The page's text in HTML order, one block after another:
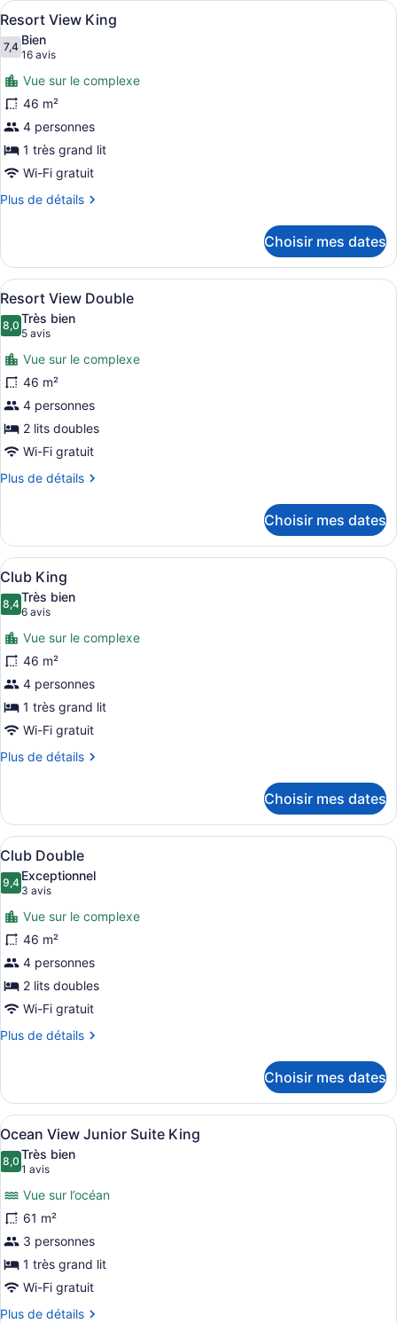
Suite
Ocean
Front
Butler
Suite
Afficher
toutes
les
photos
pour
ce
type
de
chambre :
Resort
Une chambre d’hôtel moderne
6
Resort View King
7,47,4 sur 10
Bien
16 avis
(16 avis)
Vue sur le complexe
46 m²
4 personnes
1 très grand lit
Wi-Fi gratuit
Plus de détails
Plus
Resort
View
King
Choisir mes dates
Afficher
toutes
les
photos
pour
ce
type
de
chambre :
Resort
Une chambre d’hôtel avec deux
6
Resort View Double
8,08,0 sur 10
Très bien
5 avis
(5 avis)
Vue sur le complexe
46 m²
4 personnes
2 lits doubles
Wi-Fi gratuit
Plus de détails
Plus
Resort
View
Double
Choisir mes dates
Afficher
toutes
les
photos
pour
ce
type
de
chambre :
Club
Une chambre d’hôtel avec un lit,
8
Club King
8,48,4 sur 10
Très bien
6 avis
(6 avis)
Vue sur le complexe
46 m²
4 personnes
1 très grand lit
Wi-Fi gratuit
Plus de détails
Plus
Club
King
Choisir mes dates
Afficher
toutes
les
photos
pour
ce
type
de
chambre :
Club
Une chambre d’hôtel avec deux
7
Club Double
9,49,4 sur 10
Exceptionnel
3 avis
(3 avis)
Vue sur le complexe
46 m²
4 personnes
2 lits doubles
Wi-Fi gratuit
Plus de détails
Plus
Club
Double
Choisir mes dates
Afficher
toutes
les
photos
pour
ce
type
de
chambre :
Ocean
Une chambre d’hôtel dotée d’un
6
Ocean View Junior Suite King
8,08,0 sur 10
Très bien
1 avis
(1 avis)
Vue sur l’océan
61 m²
3 personnes
1 très grand lit
Wi-Fi gratuit
Plus de détails
Plus